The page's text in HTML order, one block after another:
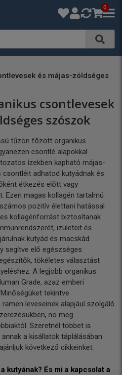
0
és májas-zöldséges
csontlevesek
szószok
tűzön főzött organikus
csontlé alapokkal
ízekben kapható májas-
adhatod kutyádnak és
étkezés előtt vagy
Ezen magas kollagén tartalmú
pozitív élettani hatással
kollagénforrást biztosítanak
izületeit és
kutyád és macskád
segítve elő egészséges
tökéletes választást
A legjobb organikus
Grade, azaz emberi
tekintve
leveseinek alapjául szolgáló
no meg
Szeretnél többet is
a kisállatok táplálásában
következő cikkeinket:
kutyának? És mi a kapcsolat a